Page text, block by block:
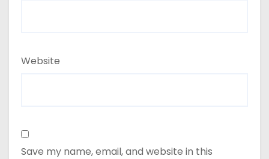
Website
Save my name, email, and website in this